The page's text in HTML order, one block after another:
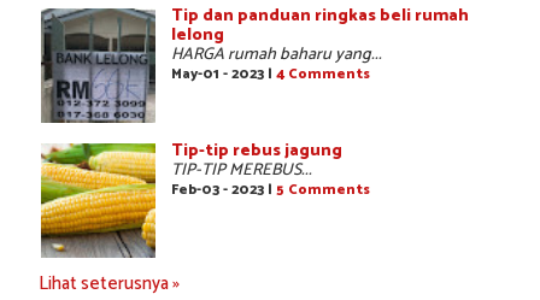
Tip dan panduan ringkas beli rumah
lelong
HARGA rumah baharu yang...
May-01 - 2023 | 4 Comments
Tip-tip rebus jagung
TIP-TIP MEREBUS...
Feb-03 - 2023 | 5 Comments
Lihat seterusnya »